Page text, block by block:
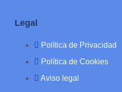
Legal
Política de Privacidad
Política de Cookies
Aviso legal